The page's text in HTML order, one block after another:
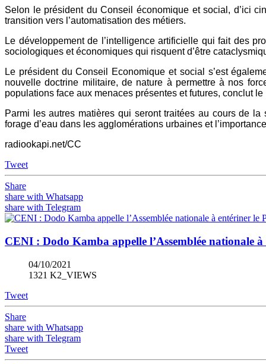
Selon le président du Conseil économique et social, d’ici
transition vers l’automatisation des métiers.
Le développement de l’intelligence artificielle qui fait des
sociologiques et économiques qui risquent d’être
Le président du Conseil Economique et social s’est
nouvelle doctrine militaire, de nature à permettre à nos
populations face aux menaces présentes et futures, conclut
Parmi les autres matières qui seront traitées au cours de
forage d’eau dans les agglomérations urbaines et
radiookapi.net/CC
Tweet
Share
share with Whatsapp
share with Telegram
CENI : Dodo Kamba appelle l’Assemblée nationale
04/10/2021
1321 K2_VIEWS
Tweet
Share
share with Whatsapp
share with Telegram
Tweet